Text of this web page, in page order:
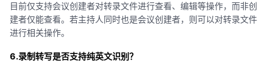
目前仅支持会议创建者对转录文件进行查看、编辑等操作，而非创
建者仅能查看。若主持人同时也是会议创建者，则可以对转录文件
进行相关操作。
6.录制转写是否支持纯英文识别？